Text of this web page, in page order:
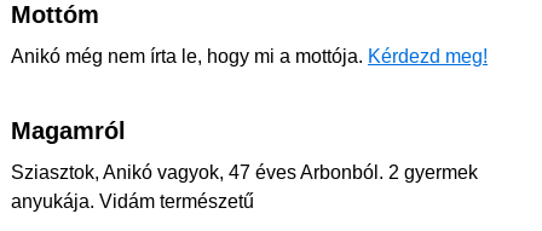
Mottóm
Anikó még nem írta le, hogy mi a mottója. Kérdezd meg!
Magamról
Sziasztok, Anikó vagyok, 47 éves Arbonból. 2 gyermek
anyukája. Vidám természetű